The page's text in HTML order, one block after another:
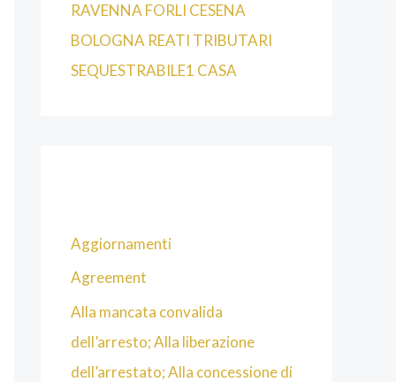
RAVENNA FORLI CESENA
BOLOGNA REATI TRIBUTARI
SEQUESTRABILE1 CASA
Aggiornamenti
Agreement
Alla mancata convalida
dell’arresto; Alla liberazione
dell’arrestato; Alla concessione di